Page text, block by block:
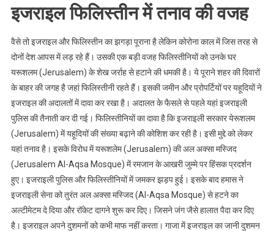
इजराइल फिलिस्तीन में तनाव की वजह
वैसे तो इजराइल और फिलिस्तीन का झगड़ा पूराना है लेकिन कोरोना काल में जिस तरह से
दोनों देश आपस में लड़ रहे हैं। उसकी एक बड़ी वजह फिलिस्तीनियों को उनके घर
यरूशलम (Jerusalem) के शेख जर्राह से हटाने की धमकी है। ये पूराने शहर की दिवारों
के बाहर की जगह है जहां फिलिस्तीनी रहते हैं। इसकी जमीन और प्रोपर्टियों पर यहूदियों ने
इजराइल की अदालतों में दावा कर रखा है। अदालत के फैसले से पहले यहां इजराइली
पुलिस की तैनाती कर दी गई। फिलिस्तीनियों का दावा है कि इजराइली सरकार येरूशलम
(Jerusalem) में यहूदियों की संख्या बढ़ाने की कोशिश कर रही है। इसी मुद्दे को लेकर
यहां तनाव है। इसके विरोध में यरूशलेम (Jerusalem) की अल अक्सा मस्जिद
(Jerusalem Al-Aqsa Mosque) में रमजान के आखरी जुम्मे पर हिंसक प्रदर्शन
हुए। इजराइली पुलिस और फिलिस्तीनियों में जमकर झड़प हुई। इसके बाद हमास ने
इजराइली सेना को तुरंत अल अक्सा मस्जिद (Al-Aqsa Mosque) से हटने का
अल्टीमेटम दे दिया और रॉकेट दागने शुरू कर दिए। जिसने जंग जैसे हालात पैदा कर दिए
है। इजराइल अपने दुशमनों को कभी माफ नहीं करता। गाजा में इजराइल का जानी दुशमन